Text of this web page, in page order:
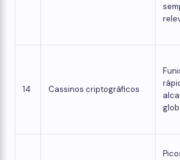
14 Cassinos criptográficos